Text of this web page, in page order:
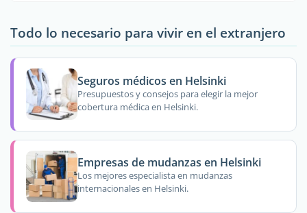
Todo lo necesario para vivir en el extranjero
Seguros médicos en Helsinki
Presupuestos y consejos para elegir la mejor
cobertura médica en Helsinki.
Empresas de mudanzas en Helsinki
Los mejores especialista en mudanzas
internacionales en Helsinki.